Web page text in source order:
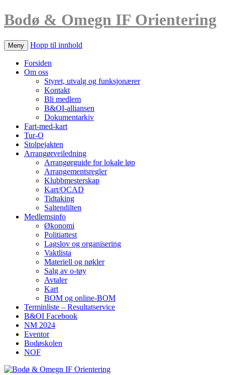
Bodø & Omegn IF Orientering
Meny Hopp til innhold
Forsiden
Om oss
Styret, utvalg og funksjonærer
Kontakt
Bli medlem
B&OI-alliansen
Dokumentarkiv
Fart-med-kart
Tur-O
Stolpejakten
Arrangørveiledning
Arrangørguide for lokale løp
Arrangementsregler
Klubbmesterskap
Kart/OCAD
Tidtaking
Saltendilten
Medlemsinfo
Økonomi
Politiattest
Lagslov og organisering
Vaktlista
Materiell og nøkler
Salg av o-tøy
Avtaler
Kart
BOM og online-BOM
Terminliste – Resultatservice
B&OI Facebook
NM 2024
Eventor
Bodøskolen
NOF